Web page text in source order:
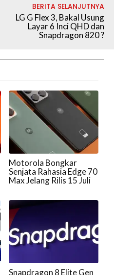
BERITA SELANJUTNYA
LG G Flex 3, Bakal Usung
Layar 6 Inci QHD dan
Snapdragon 820 ?
Motorola Bongkar
Senjata Rahasia Edge 70
Max Jelang Rilis 15 Juli
Snapdragon 8 Elite Gen